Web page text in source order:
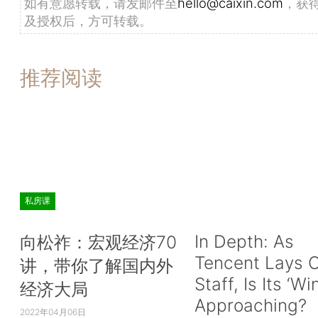
及授权后，方可转载。
推荐阅读
私房课
向松祚：宏观经济70
讲，带你了解国内外
经济大局
2022年04月06日
In Depth: As
Tencent Lays
Staff, Is Its
Approaching?